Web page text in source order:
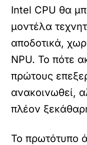
Intel CPU θα
μοντέλα
αποδοτικά,
NPU. Το πότε
πρώτους
ανακοινωθεί,
πλέον
Το πρωτότυπο